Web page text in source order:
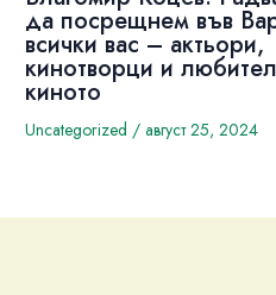
да посрещнем във
всички вас – актьори,
кинотворци и
киното
Uncategorized / август 25, 2024